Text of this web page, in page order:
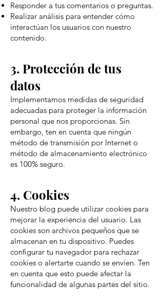
Responder a tus comentarios o preguntas.
Realizar análisis para entender cómo
interactúan los usuarios con nuestro
contenido.
3. Protección de tus
datos
Implementamos medidas de seguridad
adecuadas para proteger la información
personal que nos proporcionas. Sin
embargo, ten en cuenta que ningún
método de transmisión por Internet o
método de almacenamiento electrónico
es 100% seguro.
4. Cookies
Nuestro blog puede utilizar cookies para
mejorar la experiencia del usuario. Las
cookies son archivos pequeños que se
almacenan en tu dispositivo. Puedes
configurar tu navegador para rechazar
cookies o alertarte cuando se envíen. Ten
en cuenta que esto puede afectar la
funcionalidad de algunas partes del sitio.